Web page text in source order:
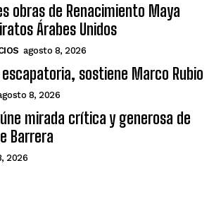
obras de Renacimiento Maya
Árabes Unidos
agosto 8, 2026
sostiene Marco Rubio
8, 2026
mirada crítica y generosa de
Barrera
2026